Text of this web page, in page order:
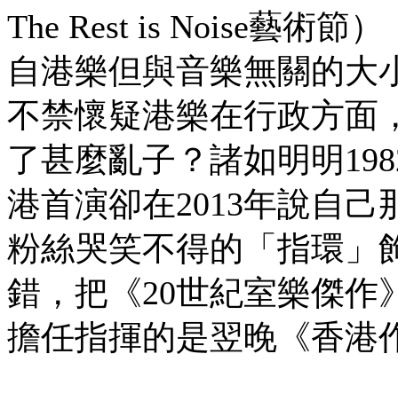
The Rest is Noise藝術節
自港樂但與音樂無關的大
不禁懷疑港樂在行政方面
了甚麼亂子？諸如明明
港首演卻在2013年說自
粉絲哭笑不得的「指環」
錯，把《20世紀室樂傑作
擔任指揮的是翌晚《香